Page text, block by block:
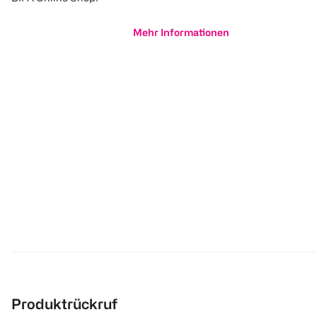
Mehr Informationen
Produktrückruf